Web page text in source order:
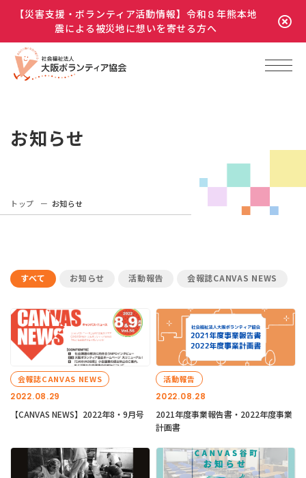
【災害支援・ボランティア活動情報】令和８年熊本地
震による被災地に想いを寄せる方へ
お知らせ
トップ お知らせ
すべて お知らせ 活動報告 会報誌CANVAS NEWS
2022.08.29
会報誌CANVAS NEWS
【CANVAS NEWS】2022年8・9月号
2022.08.28
活動報告
2021年度事業報告書・2022年度事業
計画書